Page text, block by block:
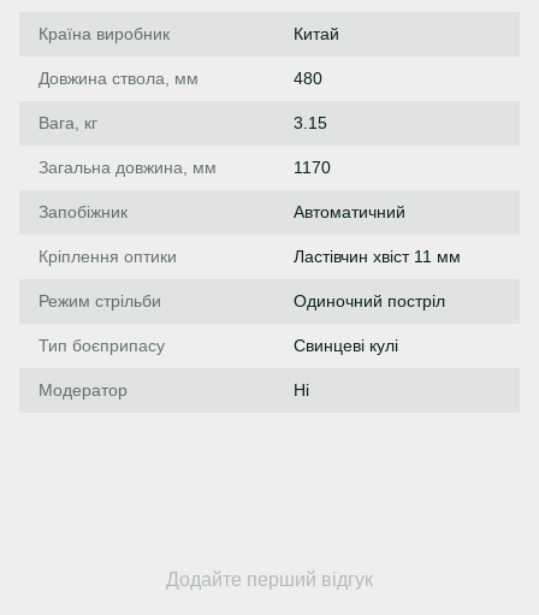
Країна виробник Китай
Довжина ствола, мм 480
Вага, кг 3.15
Загальна довжина, мм 1170
Запобіжник Автоматичний
Кріплення оптики Ластівчин хвіст 11 мм
Режим стрільби Одиночний постріл
Тип боєприпасу Свинцеві кулі
Модератор Ні
Додайте перший відгук